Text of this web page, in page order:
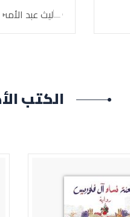
الكتب